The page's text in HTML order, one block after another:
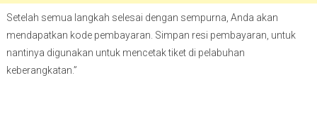
Setelah semua langkah selesai dengan sempurna, Anda akan
mendapatkan kode pembayaran. Simpan resi pembayaran, untuk
nantinya digunakan untuk mencetak tiket di pelabuhan
keberangkatan.”